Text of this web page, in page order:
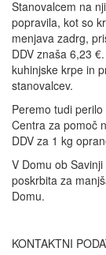
Stanovalcem na
popravila, kot so
menjava zadrg,
DDV znaša 6,23
kuhinjske krpe in
stanovalcev.
Peremo tudi
Centra za pomoč
DDV za 1 kg
V Domu ob
poskrbita za
Domu.
KONTAKTNI